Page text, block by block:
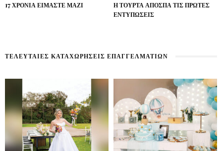
17 ΧΡΟΝΙΑ ΕΙΜΑΣΤΕ ΜΑΖΙ
Η ΤΟΥΡΤΑ ΑΠΟΣΠΑ ΤΙΣ ΠΡΩΤΕΣ
ΕΝΤΥΠΩΣΕΙΣ
ΤΕΛΕΥΤΑΊΕΣ ΚΑΤΑΧΩΡΉΣΕΙΣ ΕΠΑΓΓΕΛΜΑΤΙΏΝ